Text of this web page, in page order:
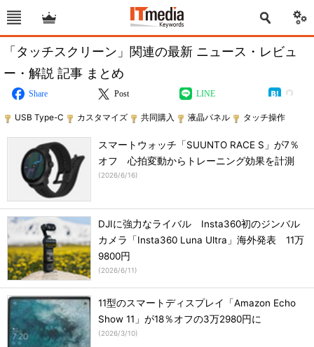
「タッチスクリーン」関連の最新 ニュース・レビュ
ー・解説 記事 まとめ
Share Post LINE
USB Type-C カスタマイズ 共同購入 液晶パネル タッチ操作
スマートウォッチ「SUUNTO RACE S」が7％
オフ 心拍変動からトレーニング効果を計測
(2026/6/16)
DJIに強力なライバル Insta360初のジンバル
カメラ「Insta360 Luna Ultra」海外発表 11万
9800円
(2026/6/11)
11型のスマートディスプレイ「Amazon Echo
Show 11」が18％オフの3万2980円に
(2026/3/10)